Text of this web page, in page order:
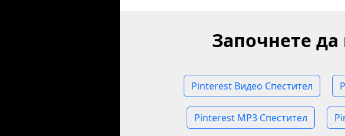
Започнете
Pinterest Видео Спестител
Pinterest MP3 Спестител